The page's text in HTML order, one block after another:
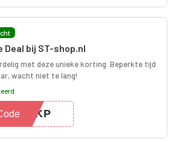
Deal bij ST-shop.nl
met deze unieke korting. Beperkte tijd
wacht niet te lang!
RTKP